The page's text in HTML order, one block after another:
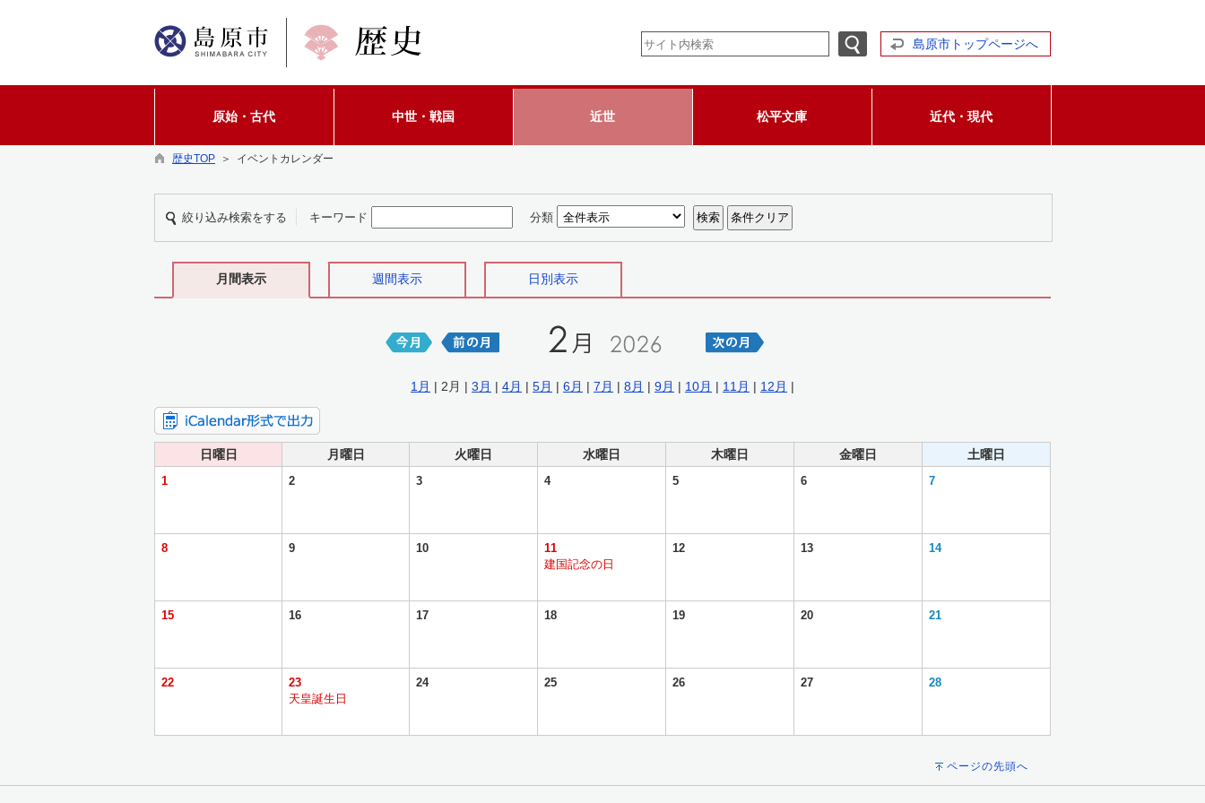
島原市トップページへ
原始・古代 中世・戦国 近世 松平文庫 近代・現代
歴史TOP ＞ イベントカレンダー
絞り込み検索をする キーワード 分類
月間表示 週間表示 日別表示
1月 | 2月 | 3月 | 4月 | 5月 | 6月 | 7月 | 8月 | 9月 | 10月 | 11月 | 12月 |
日曜日 月曜日 火曜日 水曜日 木曜日 金曜日 土曜日
1 2 3 4 5 6 7
8 9 10
11
建国記念の日
12 13 14
15 16 17 18 19 20 21
22
23
天皇誕生日
24 25 26 27 28
ページの先頭へ